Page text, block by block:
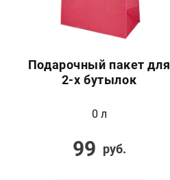
Подарочный пакет для
2-х бутылок
0 л
99 руб.